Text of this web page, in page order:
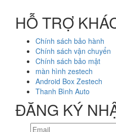
HỖ TRỢ
Chính sách bảo hành
Chính sách vận chuyển
Chính sách bảo mật
màn hình zestech
Android Box Zestech
Thanh Bình Auto
ĐĂNG KÝ